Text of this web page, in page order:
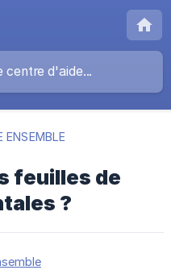
ENSEMBLE
feuilles de
?